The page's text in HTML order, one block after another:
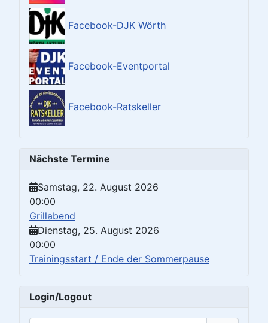
Facebook-DJK Wörth
Facebook-Eventportal
Facebook-Ratskeller
Nächste Termine
Samstag, 22. August 2026
00:00
Grillabend
Dienstag, 25. August 2026
00:00
Trainingsstart / Ende der Sommerpause
Login/Logout